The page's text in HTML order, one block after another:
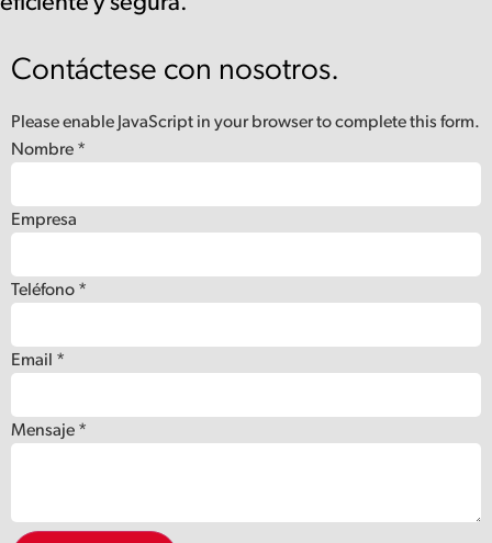
Contáctese con nosotros.
Please enable JavaScript in your browser to complete this form.
Nombre *
Empresa
Teléfono *
Email *
Email
Empresa
Mensaje *